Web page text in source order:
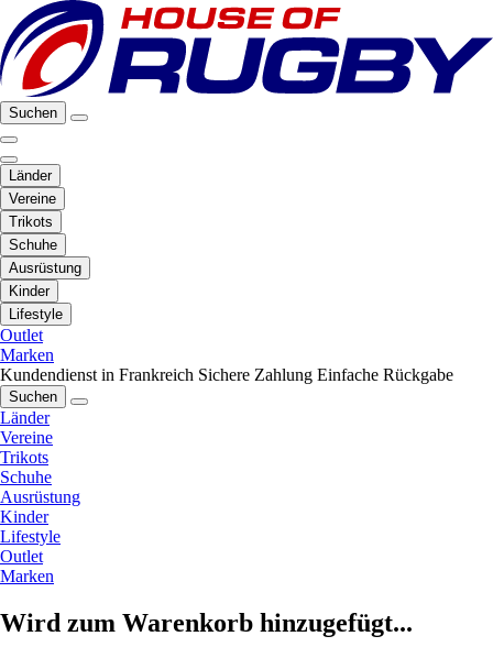
Suchen
Länder
Vereine
Trikots
Schuhe
Ausrüstung
Kinder
Lifestyle
Outlet
Marken
Kundendienst in Frankreich Sichere Zahlung Einfache Rückgabe
Suchen
Länder
Vereine
Trikots
Schuhe
Ausrüstung
Kinder
Lifestyle
Outlet
Marken
Wird zum Warenkorb hinzugefügt...